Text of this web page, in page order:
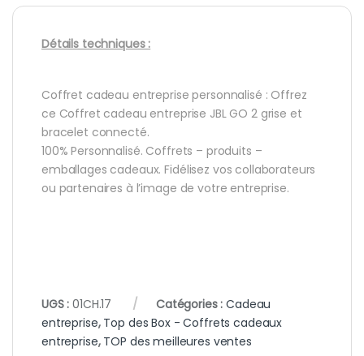
Détails techniques :
Coffret cadeau entreprise personnalisé : Offrez
ce Coffret cadeau entreprise JBL GO 2 grise et
bracelet connecté.
100% Personnalisé. Coffrets – produits –
emballages cadeaux. Fidélisez vos collaborateurs
ou partenaires à l’image de votre entreprise.
UGS :01CH.17 Catégories :Cadeau
entreprise, Top des Box - Coffrets cadeaux
entreprise, TOP des meilleures ventes